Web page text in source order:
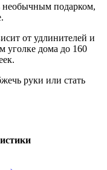
необычным подарком,
от удлинителей и
уголке дома до 160
руки или стать